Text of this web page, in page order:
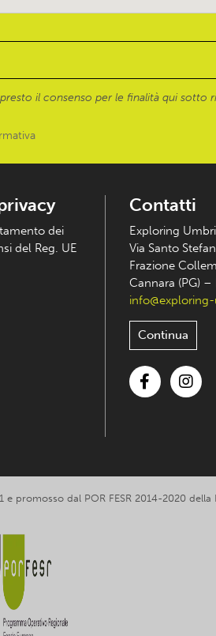
il consenso per le finalità qui sotto
dei
del Reg. UE
Contatti
Exploring
Via Santo
Frazione
Cannara (PG) –
Continua
promosso dal POR FESR 2014-2020 della